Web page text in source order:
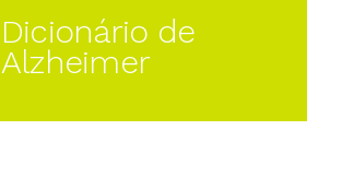
Dicionário de
Alzheimer